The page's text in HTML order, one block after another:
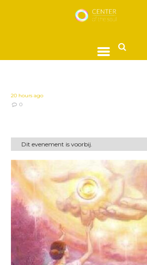
20 hours ago
0
Dit evenement is voorbij.